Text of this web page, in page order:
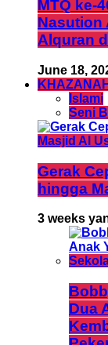
MTQ ke-
Nasution
Alquran
June 18,
KHAZANAH
Islami
Seni
Gerak
hingga
3 weeks
Dua